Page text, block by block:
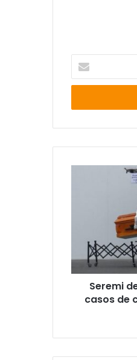
correo
casos
de
covid-
Seremi
casos de